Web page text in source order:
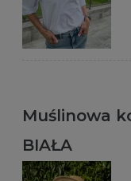
Muślinowa
BIAŁA